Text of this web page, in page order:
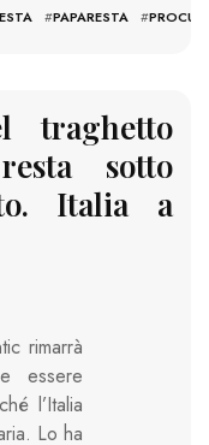
#PAPARESTA #
sotto
Italia a
rimarrà
essere
l’Italia
Lo ha